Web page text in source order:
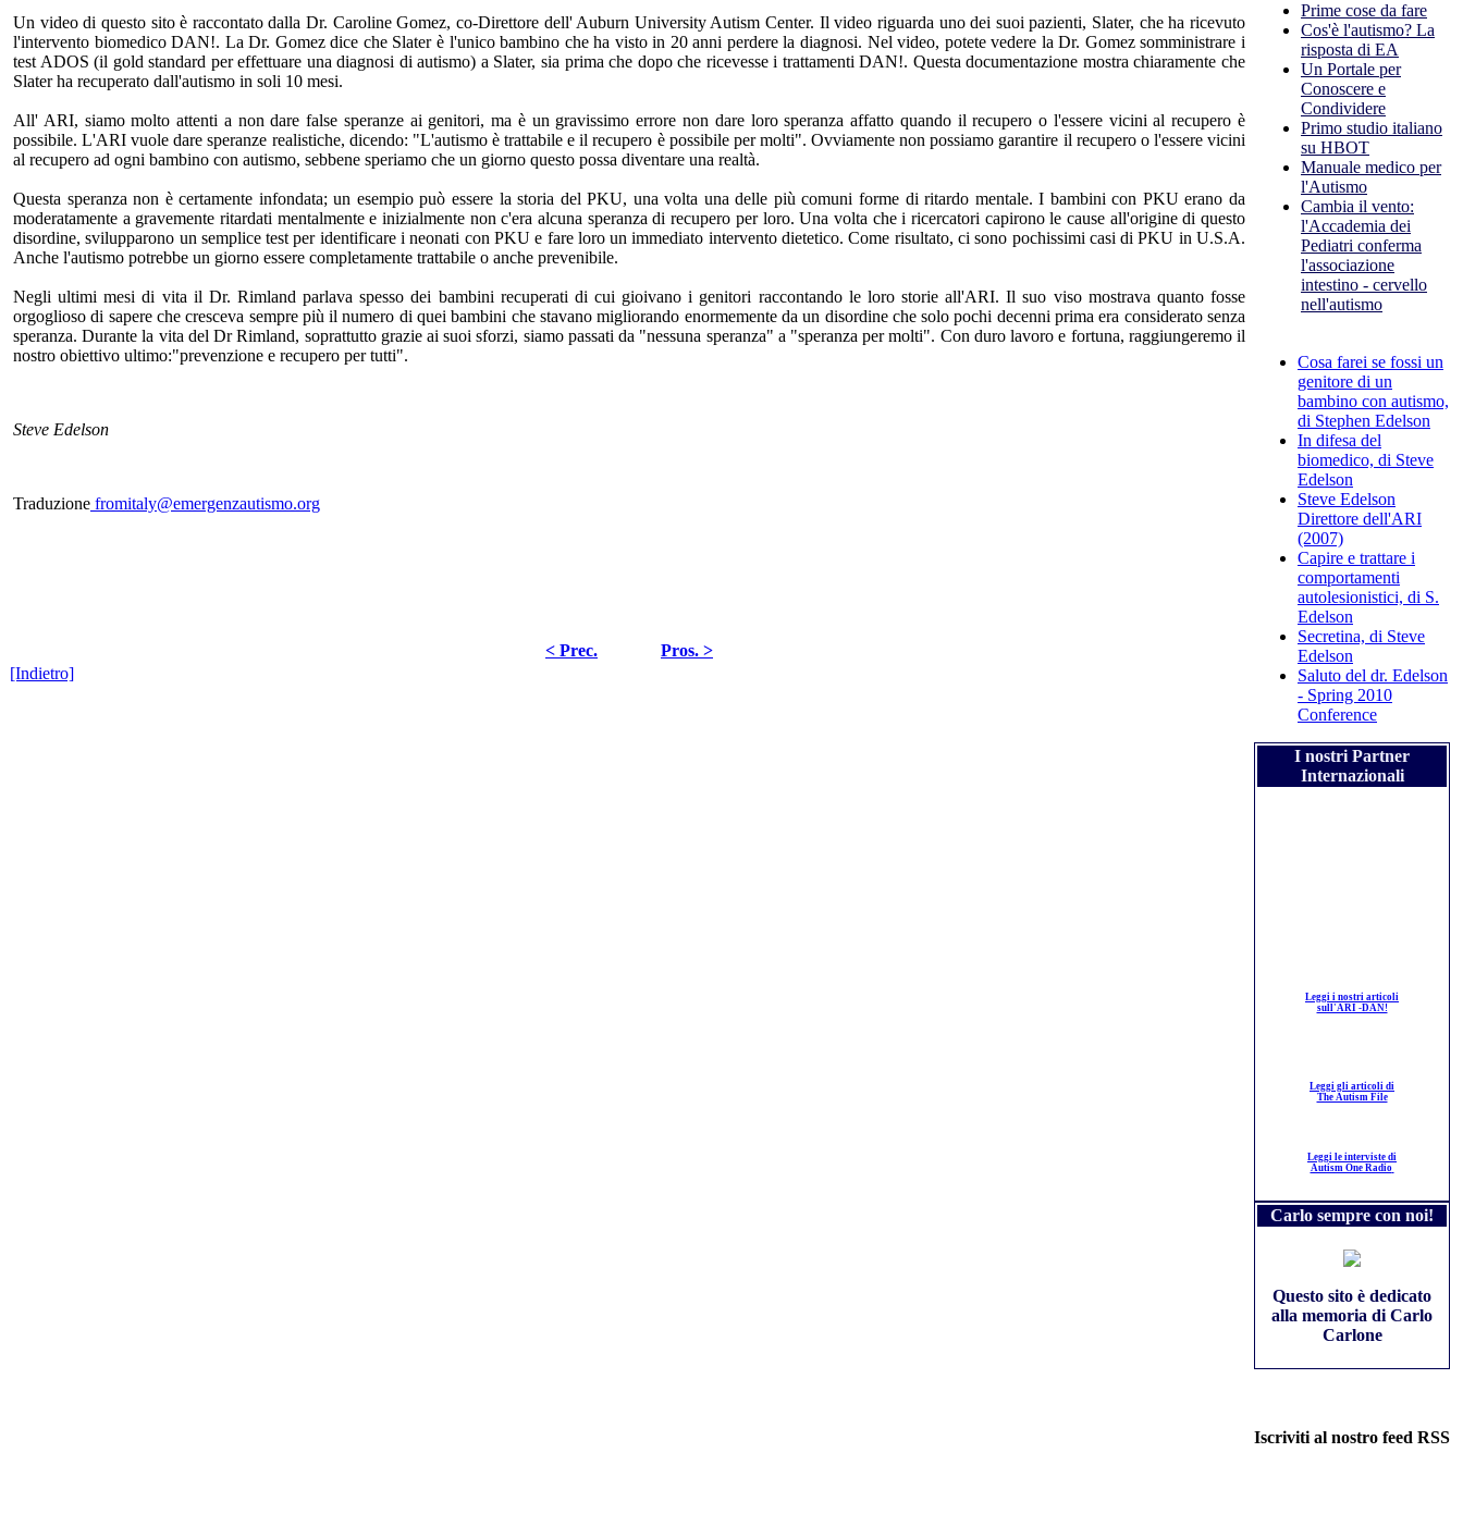
Un video di questo sito è raccontato dalla Dr. Caroline Gomez, co-Direttore dell' Auburn University Autism Center. Il video riguarda uno dei suoi pazienti, Slater, che ha ricevuto
l'intervento biomedico DAN!. La Dr. Gomez dice che Slater è l'unico bambino che ha visto in 20 anni perdere la diagnosi. Nel video, potete vedere la Dr. Gomez somministrare i
test ADOS (il gold standard per effettuare una diagnosi di autismo) a Slater, sia prima che dopo che ricevesse i trattamenti DAN!. Questa documentazione mostra chiaramente che
Slater ha recuperato dall'autismo in soli 10 mesi.
All' ARI, siamo molto attenti a non dare false speranze ai genitori, ma è un gravissimo errore non dare loro speranza affatto quando il recupero o l'essere vicini al recupero è
possibile. L'ARI vuole dare speranze realistiche, dicendo: "L'autismo è trattabile e il recupero è possibile per molti". Ovviamente non possiamo garantire il recupero o l'essere vicini
al recupero ad ogni bambino con autismo, sebbene speriamo che un giorno questo possa diventare una realtà.
Questa speranza non è certamente infondata; un esempio può essere la storia del PKU, una volta una delle più comuni forme di ritardo mentale. I bambini con PKU erano da
moderatamente a gravemente ritardati mentalmente e inizialmente non c'era alcuna speranza di recupero per loro. Una volta che i ricercatori capirono le cause all'origine di questo
disordine, svilupparono un semplice test per identificare i neonati con PKU e fare loro un immediato intervento dietetico. Come risultato, ci sono pochissimi casi di PKU in U.S.A.
Anche l'autismo potrebbe un giorno essere completamente trattabile o anche prevenibile.
Negli ultimi mesi di vita il Dr. Rimland parlava spesso dei bambini recuperati di cui gioivano i genitori raccontando le loro storie all'ARI. Il suo viso mostrava quanto fosse
orgoglioso di sapere che cresceva sempre più il numero di quei bambini che stavano migliorando enormemente da un disordine che solo pochi decenni prima era considerato senza
speranza. Durante la vita del Dr Rimland, soprattutto grazie ai suoi sforzi, siamo passati da "nessuna speranza" a "speranza per molti". Con duro lavoro e fortuna, raggiungeremo il
nostro obiettivo ultimo:"prevenzione e recupero per tutti".
Steve Edelson
Traduzione fromitaly@emergenzautismo.org
< Prec.
Pros. >
[Indietro]
Prime cose da fare
Cos'è l'autismo? La
risposta di EA
Un Portale per
Conoscere e
Condividere
Primo studio italiano
su HBOT
Manuale medico per
l'Autismo
Cambia il vento:
l'Accademia dei
Pediatri conferma
l'associazione
intestino - cervello
nell'autismo
Cosa farei se fossi un
genitore di un
bambino con autismo,
di Stephen Edelson
In difesa del
biomedico, di Steve
Edelson
Steve Edelson
Direttore dell'ARI
(2007)
Capire e trattare i
comportamenti
autolesionistici, di S.
Edelson
Secretina, di Steve
Edelson
Saluto del dr. Edelson
- Spring 2010
Conference
I nostri Partner
Internazionali
Leggi i nostri articoli
sull'ARI -DAN!
Leggi gli articoli di
The Autism File
Leggi le interviste di
Autism One Radio
Carlo sempre con noi!
Questo sito è dedicato
alla memoria di Carlo
Carlone
Iscriviti al nostro feed RSS